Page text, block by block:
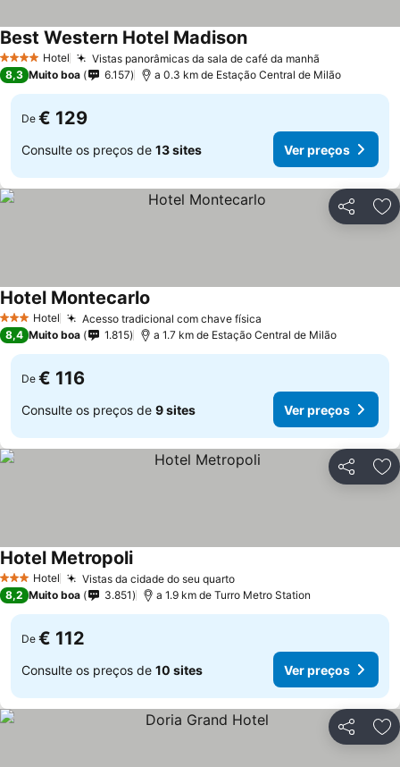
4 EstrelasHotel Vistas panorâmicas da sala de café da manhã
Best Western Hotel Madison
8,3 Muito boa 6.157 a 0.3 km de Estação Central de Milão
De € 129
Consulte os preços de 13 sites Ver preços
Partilhar
3 EstrelasHotel Acesso tradicional com chave física
Hotel Montecarlo
8,4 Muito boa 1.815 a 1.7 km de Estação Central de Milão
De € 116
Consulte os preços de 9 sites Ver preços
Partilhar
3 EstrelasHotel Vistas da cidade do seu quarto
Hotel Metropoli
8,2 Muito boa 3.851 a 1.9 km de Turro Metro Station
De € 112
Consulte os preços de 10 sites Ver preços
Partilhar